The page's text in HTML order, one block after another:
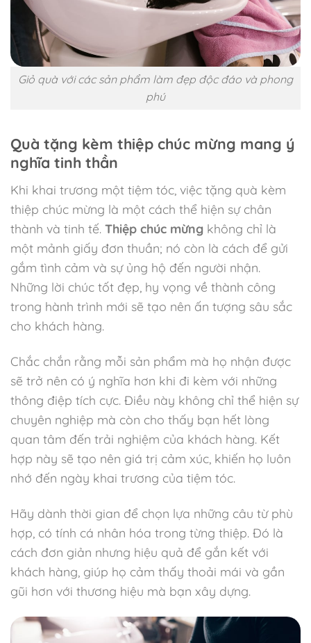
Giỏ quà với các sản phẩm làm đẹp độc đáo và phong
phú
Quà tặng kèm thiệp chúc mừng mang ý
nghĩa tinh thần
Khi khai trương một tiệm tóc, việc tặng quà kèm
thiệp chúc mừng là một cách thể hiện sự chân
thành và tinh tế. Thiệp chúc mừng không chỉ là
một mảnh giấy đơn thuần; nó còn là cách để gửi
gắm tình cảm và sự ủng hộ đến người nhận.
Những lời chúc tốt đẹp, hy vọng về thành công
trong hành trình mới sẽ tạo nên ấn tượng sâu sắc
cho khách hàng.
Chắc chắn rằng mỗi sản phẩm mà họ nhận được
sẽ trở nên có ý nghĩa hơn khi đi kèm với những
thông điệp tích cực. Điều này không chỉ thể hiện sự
chuyên nghiệp mà còn cho thấy bạn hết lòng
quan tâm đến trải nghiệm của khách hàng. Kết
hợp này sẽ tạo nên giá trị cảm xúc, khiến họ luôn
nhớ đến ngày khai trương của tiệm tóc.
Hãy dành thời gian để chọn lựa những câu từ phù
hợp, có tính cá nhân hóa trong từng thiệp. Đó là
cách đơn giản nhưng hiệu quả để gắn kết với
khách hàng, giúp họ cảm thấy thoải mái và gần
gũi hơn với thương hiệu mà bạn xây dựng.